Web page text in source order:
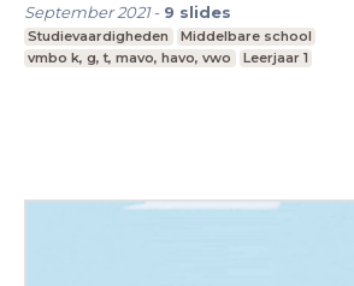
September 2021- 9 slides
Studievaardigheden
Middelbare school
vmbo k, g, t, mavo, havo, vwo
Leerjaar 1